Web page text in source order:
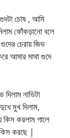
চোষ , আমি
কোঁকড়ানো বলে
চেরায় জিভ
আমার মাথা গুদে
নাভিটা
মুখ দিলাম,
করলাম গালে
করছে |